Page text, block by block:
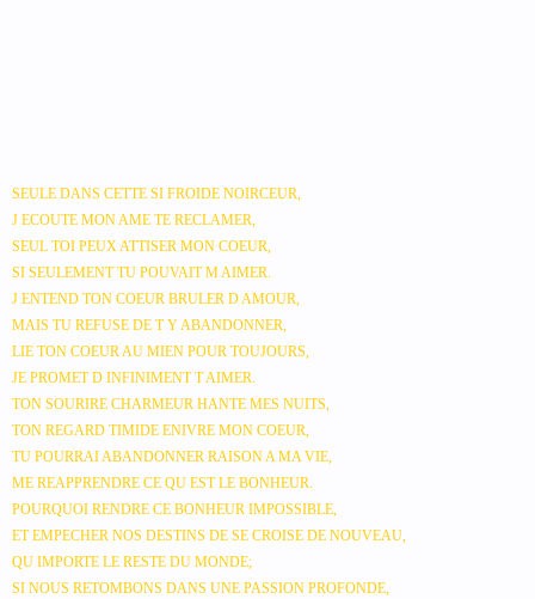
SEULE DANS CETTE SI FROIDE NOIRCEUR,
J ECOUTE MON AME TE RECLAMER,
SEUL TOI PEUX ATTISER MON COEUR,
SI SEULEMENT TU POUVAIT M AIMER.
J ENTEND TON COEUR BRULER D AMOUR,
MAIS TU REFUSE DE T Y ABANDONNER,
LIE TON COEUR AU MIEN POUR TOUJOURS,
JE PROMET D INFINIMENT T AIMER.
TON SOURIRE CHARMEUR HANTE MES NUITS,
TON REGARD TIMIDE ENIVRE MON COEUR,
TU POURRAI ABANDONNER RAISON A MA VIE,
ME REAPPRENDRE CE QU EST LE BONHEUR.
POURQUOI RENDRE CE BONHEUR IMPOSSIBLE,
ET EMPECHER NOS DESTINS DE SE CROISE DE NOUVEAU,
QU IMPORTE LE RESTE DU MONDE;
SI NOUS RETOMBONS DANS UNE PASSION PROFONDE,